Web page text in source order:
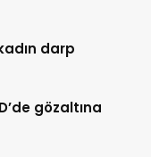
darp
gözaltına